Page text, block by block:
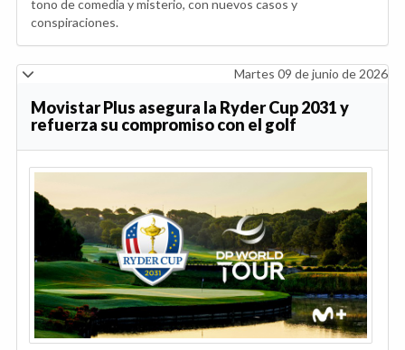
tono de comedia y misterio, con nuevos casos y
conspiraciones.
Martes 09 de junio de 2026
Movistar Plus asegura la Ryder Cup 2031 y
refuerza su compromiso con el golf